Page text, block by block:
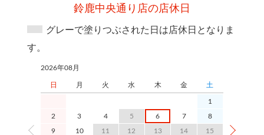
鈴鹿中央通り店の店休日
グレーで塗りつぶされた日は店休日となりま
す。
2026年08月
日 月 火 水 木 金 土
1
2 3 4 5 6 7 8
9 10 11 12 13 14 15 13